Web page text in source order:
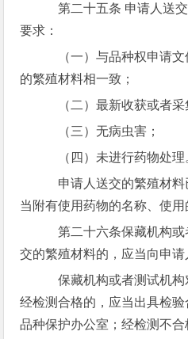
第二十五条 申请人送
要求：
（一）与品种权申请文
的繁殖材料相一致；
（二）最新收获或者采
（三）无病虫害；
（四）未进行药物处理
申请人送交的繁殖材料
当附有使用药物的名称、使用
第二十六条保藏机构或
交的繁殖材料的，应当向申请
保藏机构或者测试机构
经检测合格的，应当出具检
品种保护办公室；经检测不